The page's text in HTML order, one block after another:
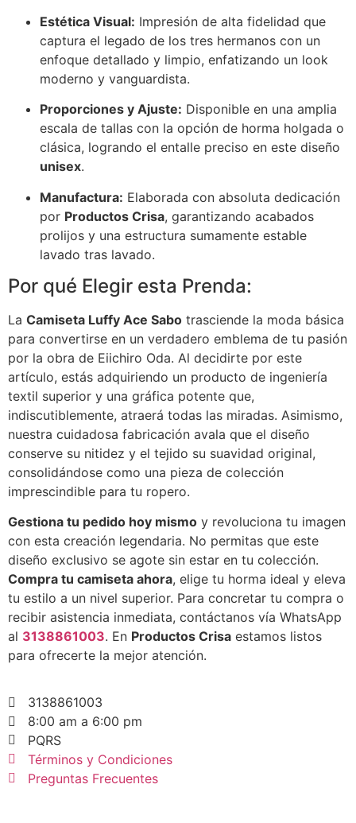
Estética Visual: Impresión de alta fidelidad que
captura el legado de los tres hermanos con un
enfoque detallado y limpio, enfatizando un look
moderno y vanguardista.
Proporciones y Ajuste: Disponible en una amplia
escala de tallas con la opción de horma holgada o
clásica, logrando el entalle preciso en este diseño
unisex.
Manufactura: Elaborada con absoluta dedicación
por Productos Crisa, garantizando acabados
prolijos y una estructura sumamente estable
lavado tras lavado.
Por qué Elegir esta Prenda:
La Camiseta Luffy Ace Sabo trasciende la moda básica
para convertirse en un verdadero emblema de tu pasión
por la obra de Eiichiro Oda. Al decidirte por este
artículo, estás adquiriendo un producto de ingeniería
textil superior y una gráfica potente que,
indiscutiblemente, atraerá todas las miradas. Asimismo,
nuestra cuidadosa fabricación avala que el diseño
conserve su nitidez y el tejido su suavidad original,
consolidándose como una pieza de colección
imprescindible para tu ropero.
Gestiona tu pedido hoy mismo y revoluciona tu imagen
con esta creación legendaria. No permitas que este
diseño exclusivo se agote sin estar en tu colección.
Compra tu camiseta ahora, elige tu horma ideal y eleva
tu estilo a un nivel superior. Para concretar tu compra o
recibir asistencia inmediata, contáctanos vía WhatsApp
al 3138861003. En Productos Crisa estamos listos
para ofrecerte la mejor atención.
3138861003
8:00 am a 6:00 pm
PQRS
Términos y Condiciones
Preguntas Frecuentes